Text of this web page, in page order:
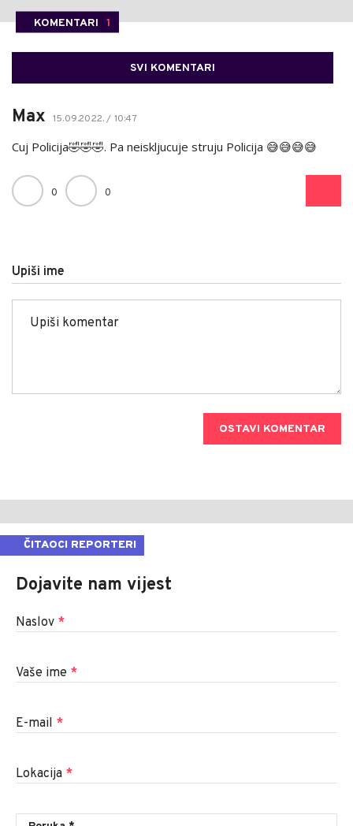
KOMENTARI 1
SVI KOMENTARI
Max 15.09.2022. / 10:47
Cuj Policija🤣🤣🤣. Pa neiskljucuje struju Policija 😅😅😅😅
0 0
Upiši ime
OSTAVI KOMENTAR
ČITAOCI REPORTERI
Dojavite nam vijest
Naslov *
Vaše ime *
E-mail *
Lokacija *